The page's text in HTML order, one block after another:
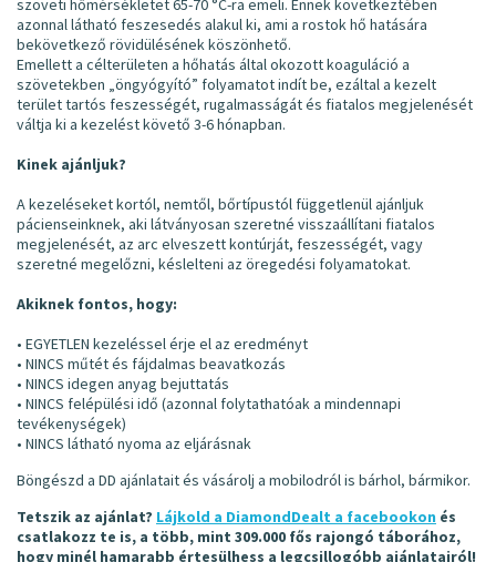
szöveti hőmérsékletet 65-70 °C-ra emeli. Ennek következtében
azonnal látható feszesedés alakul ki, ami a rostok hő hatására
bekövetkező rövidülésének köszönhető.
Emellett a célterületen a hőhatás által okozott koaguláció a
szövetekben „öngyógyító” folyamatot indít be, ezáltal a kezelt
terület tartós feszességét, rugalmasságát és fiatalos megjelenését
váltja ki a kezelést követő 3-6 hónapban.
Kinek ajánljuk?
A kezeléseket kortól, nemtől, bőrtípustól függetlenül ajánljuk
pácienseinknek, aki látványosan szeretné visszaállítani fiatalos
megjelenését, az arc elveszett kontúrját, feszességét, vagy
szeretné megelőzni, késlelteni az öregedési folyamatokat.
Akiknek fontos, hogy:
• EGYETLEN kezeléssel érje el az eredményt
• NINCS műtét és fájdalmas beavatkozás
• NINCS idegen anyag bejuttatás
• NINCS felépülési idő (azonnal folytathatóak a mindennapi
tevékenységek)
• NINCS látható nyoma az eljárásnak
Böngészd a DD ajánlatait és vásárolj a mobilodról is bárhol, bármikor.
Tetszik az ajánlat? Lájkold a DiamondDealt a facebookon és
csatlakozz te is, a több, mint 309.000 fős rajongó táborához,
hogy minél hamarabb értesülhess a legcsillogóbb ajánlatairól!